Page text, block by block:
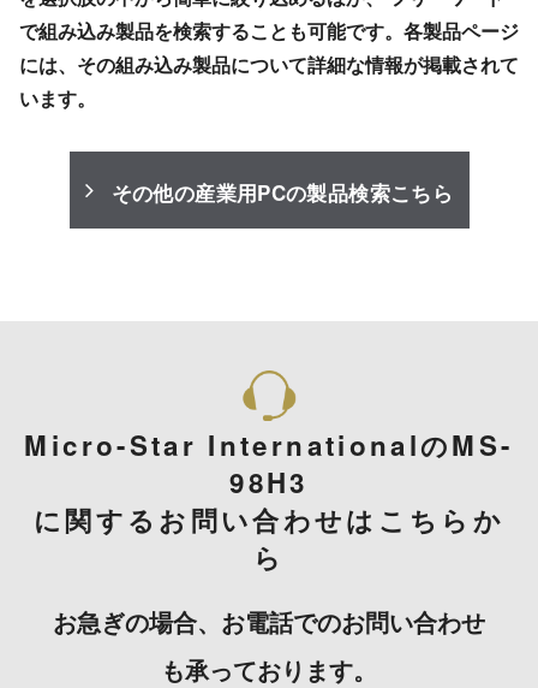
で組み込み製品を検索することも可能です。各製品ページ
には、その組み込み製品について詳細な情報が掲載されて
います。
その他の産業用PCの製品検索こちら
Micro-Star InternationalのMS-
98H3
に関するお問い合わせはこちらか
ら
お急ぎの場合、お電話でのお問い合わせ
も承っております。